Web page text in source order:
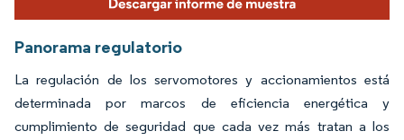
Panorama regulatorio
La regulación de los servomotores y accionamientos está
determinada por marcos de eficiencia energética y
cumplimiento de seguridad que cada vez más tratan a los